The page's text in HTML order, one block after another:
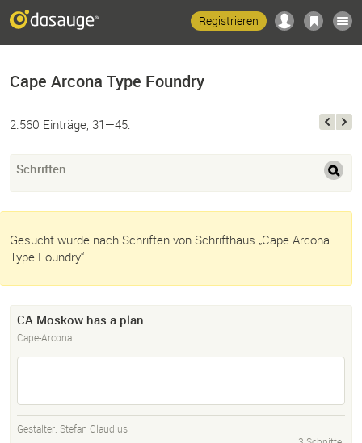
Registrieren
Cape Arcona Type Foundry
2.560 Einträge, 31—45:
Schriften
Gesucht wurde nach Schriften von Schrifthaus „Cape Arcona
Type Foundry“.
CA Moskow has a plan
Cape-Arcona
Gestalter: Stefan Claudius